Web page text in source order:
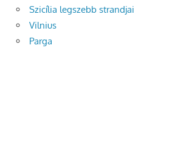
Szicília legszebb strandjai
Vilnius
Parga